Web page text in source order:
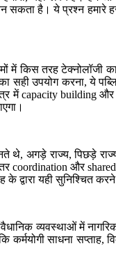
सकता है। ये प्रश्न हमारे
में किस तरह टेक्नोलॉजी
उपयोग करना, ये
में capacity building
अगड़े राज्य, पिछड़े
coordination और
यही सुनिश्चित
व्यवस्थाओं में
साधना सप्ताह,